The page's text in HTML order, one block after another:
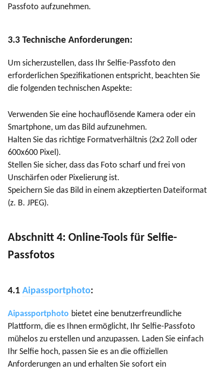
Passfoto aufzunehmen.
3.3 Technische Anforderungen:
Um sicherzustellen, dass Ihr Selfie-Passfoto den
erforderlichen Spezifikationen entspricht, beachten Sie
die folgenden technischen Aspekte:
Verwenden Sie eine hochauflösende Kamera oder ein
Smartphone, um das Bild aufzunehmen.
Halten Sie das richtige Formatverhältnis (2x2 Zoll oder
600x600 Pixel).
Stellen Sie sicher, dass das Foto scharf und frei von
Unschärfen oder Pixelierung ist.
Speichern Sie das Bild in einem akzeptierten Dateiformat
(z. B. JPEG).
Abschnitt 4: Online-Tools für Selfie-
Passfotos
4.1 Aipassportphoto:
Aipassportphoto bietet eine benutzerfreundliche
Plattform, die es Ihnen ermöglicht, Ihr Selfie-Passfoto
mühelos zu erstellen und anzupassen. Laden Sie einfach
Ihr Selfie hoch, passen Sie es an die offiziellen
Anforderungen an und erhalten Sie sofort ein